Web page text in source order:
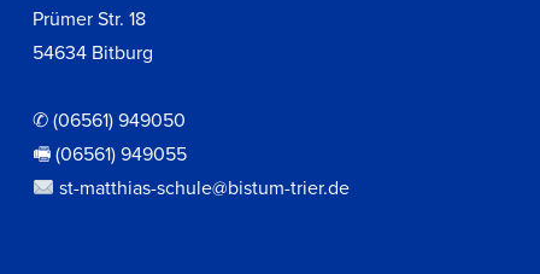
Prümer Str. 18
54634 Bitburg
✆ (06561) 949050
🖷 (06561) 949055
st-matthias-schule@bistum-trier.de